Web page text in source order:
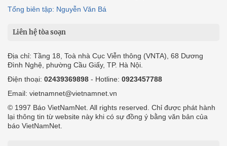
Tổng biên tập: Nguyễn Văn Bá
Liên hệ tòa soạn
Địa chỉ: Tầng 18, Toà nhà Cục Viễn thông (VNTA), 68 Dương
Đình Nghệ, phường Cầu Giấy, TP. Hà Nội.
Điện thoại: 02439369898 - Hotline: 0923457788
Email: vietnamnet@vietnamnet.vn
© 1997 Báo VietNamNet. All rights reserved. Chỉ được phát hành
lại thông tin từ website này khi có sự đồng ý bằng văn bản của
báo VietNamNet.